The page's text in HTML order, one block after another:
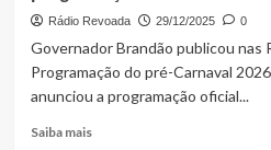
(25)
já
está
Rádio Revoada 29/12/2025 0
Governador Brandão publicou nas
Programação do pré-Carnaval
anunciou a programação oficial...
Saiba maisRead